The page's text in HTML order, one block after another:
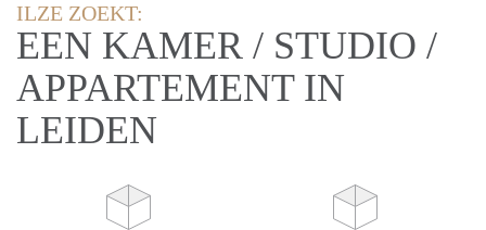
ILZE ZOEKT:
EEN KAMER / STUDIO /
APPARTEMENT IN
LEIDEN